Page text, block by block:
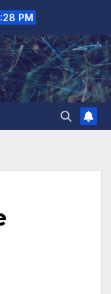
PM